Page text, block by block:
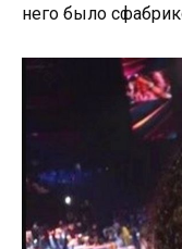
него было